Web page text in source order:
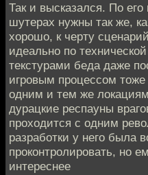
Так и высказался. По
шутерах нужны так же,
хорошо, к черту
идеально по
текстурами беда даже
игровым процессом
одним и тем же
дурацкие респауны
проходится с одним
разработки у него была
проконтролировать, но
интереснее